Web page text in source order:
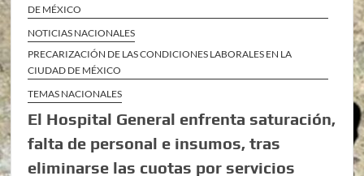
DE MÉXICO
NOTICIAS NACIONALES
PRECARIZACIÓN DE LAS CONDICIONES LABORALES EN LA
CIUDAD DE MÉXICO
TEMAS NACIONALES
El Hospital General enfrenta saturación,
falta de personal e insumos, tras
eliminarse las cuotas por servicios